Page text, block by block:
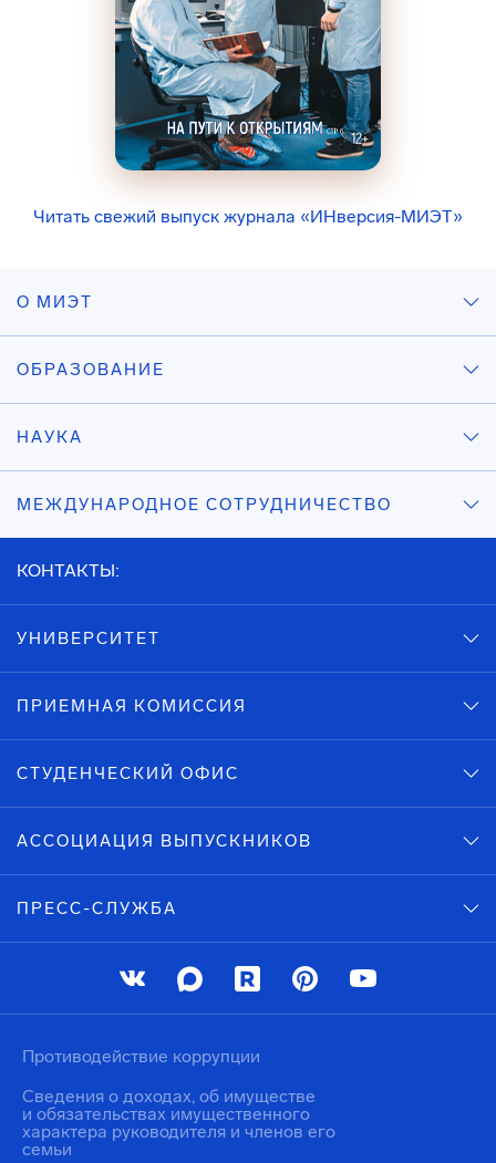
Читать свежий выпуск журнала «ИНверсия-МИЭТ»
О МИЭТ
ОБРАЗОВАНИЕ
НАУКА
МЕЖДУНАРОДНОЕ СОТРУДНИЧЕСТВО
КОНТАКТЫ:
УНИВЕРСИТЕТ
ПРИЕМНАЯ КОМИССИЯ
СТУДЕНЧЕСКИЙ ОФИС
АССОЦИАЦИЯ ВЫПУСКНИКОВ
ПРЕСС-СЛУЖБА
Противодействие коррупции
Сведения о доходах, об имуществе
и обязательствах имущественного
характера руководителя и членов его
семьи